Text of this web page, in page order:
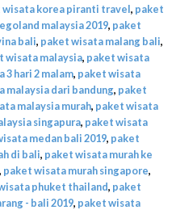
wisata korea piranti travel, paket
malaysia 2019, paket
bali, paket wisata malang bali,
wisata malaysia, paket wisata
3 hari 2 malam, paket wisata
malaysia dari bandung, paket
malaysia murah, paket wisata
singapura, paket wisata
medan bali 2019, paket
di bali, paket wisata murah ke
, paket wisata murah singapore,
phuket thailand, paket
- bali 2019, paket wisata